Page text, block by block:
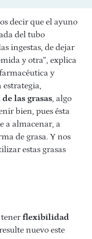
decir que el ayuno
del tubo
ingestas, de dejar
y otra”, explica
y
las grasas, algo
bien, pues ésta
a almacenar, a
de grasa. Y nos
estas grasas
tenerflexibilidad
nuevo este